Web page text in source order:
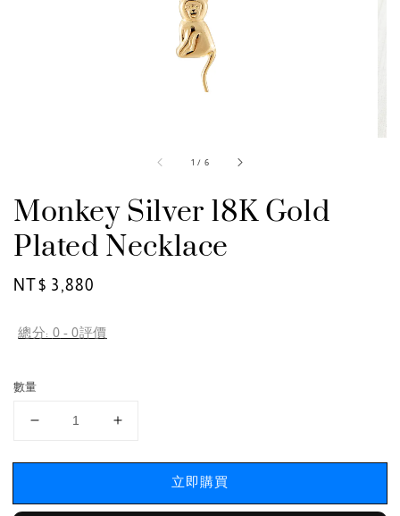
1 / 6
Monkey Silver 18K Gold
Plated Necklace
Regular
NT$ 3,880
總分: 0 - 0評價
數量
立即購買